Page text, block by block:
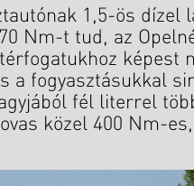
1,5-ös dízel
Nm-t tud, az
képest
a fogyasztásukkal
fél literrel
közel 400 Nm-